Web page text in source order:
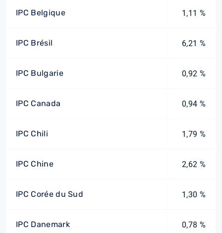
IPC Belgique 1,11 %
IPC Brésil 6,21 %
IPC Bulgarie 0,92 %
IPC Canada 0,94 %
IPC Chili 1,79 %
IPC Chine 2,62 %
IPC Corée du Sud 1,30 %
IPC Danemark 0,78 %